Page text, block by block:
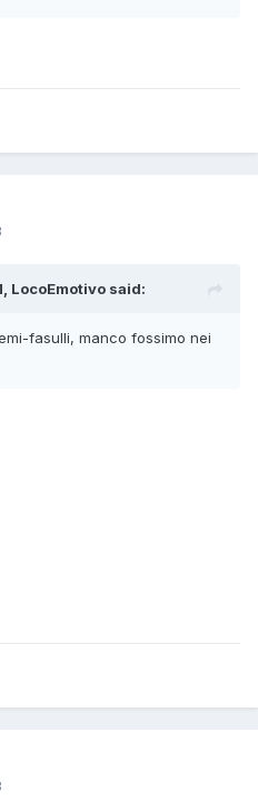
LocoEmotivo said:
fasulli, manco fossimo nei